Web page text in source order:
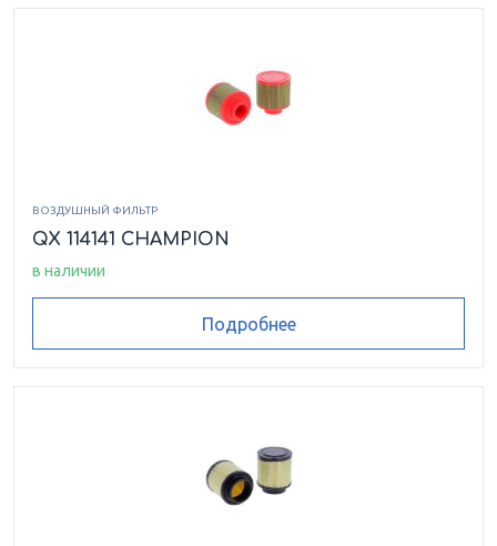
ВОЗДУШНЫЙ ФИЛЬТР
QX 114141 CHAMPION
в наличии
Подробнее